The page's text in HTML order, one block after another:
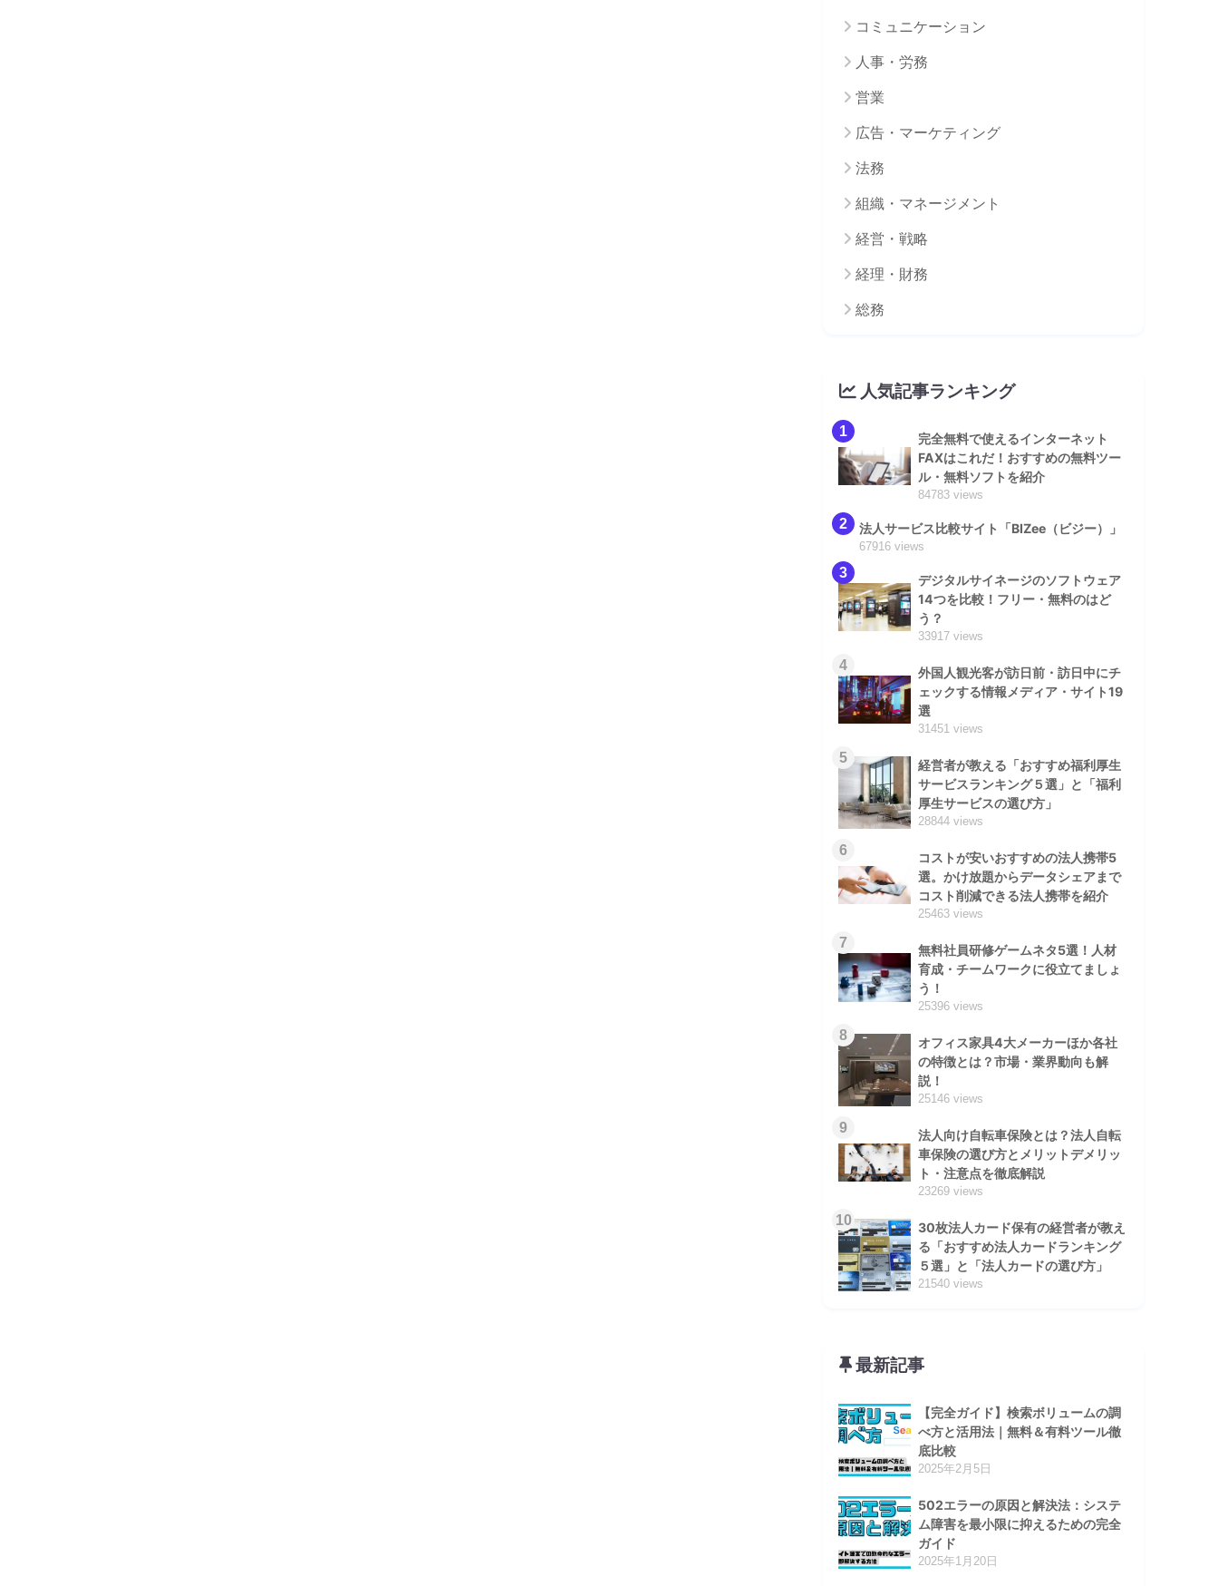
コミュニケーション
人事・労務
営業
広告・マーケティング
法務
組織・マネージメント
経営・戦略
経理・財務
総務
人気記事ランキング
1
完全無料で使えるインターネット
FAXはこれだ！おすすめの無料ツー
ル・無料ソフトを紹介
84783 views
2 法人サービス比較サイト「BIZee（ビジー）」
67916 views
3
デジタルサイネージのソフトウェア
14つを比較！フリー・無料のはど
う？
33917 views
4
外国人観光客が訪日前・訪日中にチ
ェックする情報メディア・サイト19
選
31451 views
5
経営者が教える「おすすめ福利厚生
サービスランキング５選」と「福利
厚生サービスの選び方」
28844 views
6
コストが安いおすすめの法人携帯5
選。かけ放題からデータシェアまで
コスト削減できる法人携帯を紹介
25463 views
7
無料社員研修ゲームネタ5選！人材
育成・チームワークに役立てましょ
う！
25396 views
8
オフィス家具4大メーカーほか各社
の特徴とは？市場・業界動向も解
説！
25146 views
9
法人向け自転車保険とは？法人自転
車保険の選び方とメリットデメリッ
ト・注意点を徹底解説
23269 views
10
30枚法人カード保有の経営者が教え
る「おすすめ法人カードランキング
５選」と「法人カードの選び方」
21540 views
最新記事
【完全ガイド】検索ボリュームの調
べ方と活用法｜無料＆有料ツール徹
底比較
2025年2月5日
502エラーの原因と解決法：システ
ム障害を最小限に抑えるための完全
ガイド
2025年1月20日